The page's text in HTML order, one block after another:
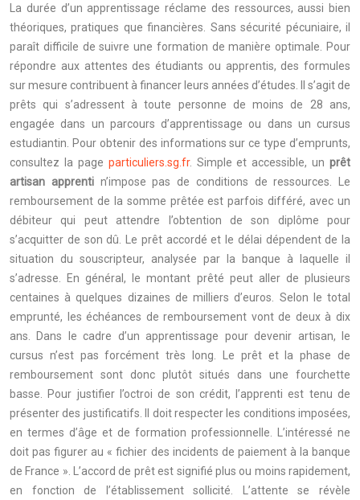
La durée d’un apprentissage réclame des ressources, aussi bien
théoriques, pratiques que financières. Sans sécurité pécuniaire, il
paraît difficile de suivre une formation de manière optimale. Pour
répondre aux attentes des étudiants ou apprentis, des formules
sur mesure contribuent à financer leurs années d’études. Il s’agit de
prêts qui s’adressent à toute personne de moins de 28 ans,
engagée dans un parcours d’apprentissage ou dans un cursus
estudiantin. Pour obtenir des informations sur ce type d’emprunts,
consultez la page particuliers.sg.fr. Simple et accessible, un prêt
artisan apprentin’impose pas de conditions de ressources. Le
remboursement de la somme prêtée est parfois différé, avec un
débiteur qui peut attendre l’obtention de son diplôme pour
s’acquitter de son dû. Le prêt accordé et le délai dépendent de la
situation du souscripteur, analysée par la banque à laquelle il
s’adresse. En général, le montant prêté peut aller de plusieurs
centaines à quelques dizaines de milliers d’euros. Selon le total
emprunté, les échéances de remboursement vont de deux à dix
ans. Dans le cadre d’un apprentissage pour devenir artisan, le
cursus n’est pas forcément très long. Le prêt et la phase de
remboursement sont donc plutôt situés dans une fourchette
basse. Pour justifier l’octroi de son crédit, l’apprenti est tenu de
présenter des justificatifs. Il doit respecter les conditions imposées,
en termes d’âge et de formation professionnelle. L’intéressé ne
doit pas figurer au « fichier des incidents de paiement à la banque
de France ». L’accord de prêt est signifié plus ou moins rapidement,
en fonction de l’établissement sollicité. L’attente se révèle